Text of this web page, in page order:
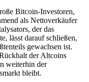
Bitcoin-Investoren,
als Nettoverkäufer
der das
lässt darauf schließen,
gewachsen ist.
der Altcoins
weiterhin der
bleibt.